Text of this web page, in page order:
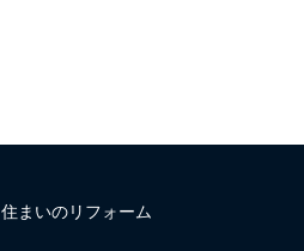
住まいのリフォーム